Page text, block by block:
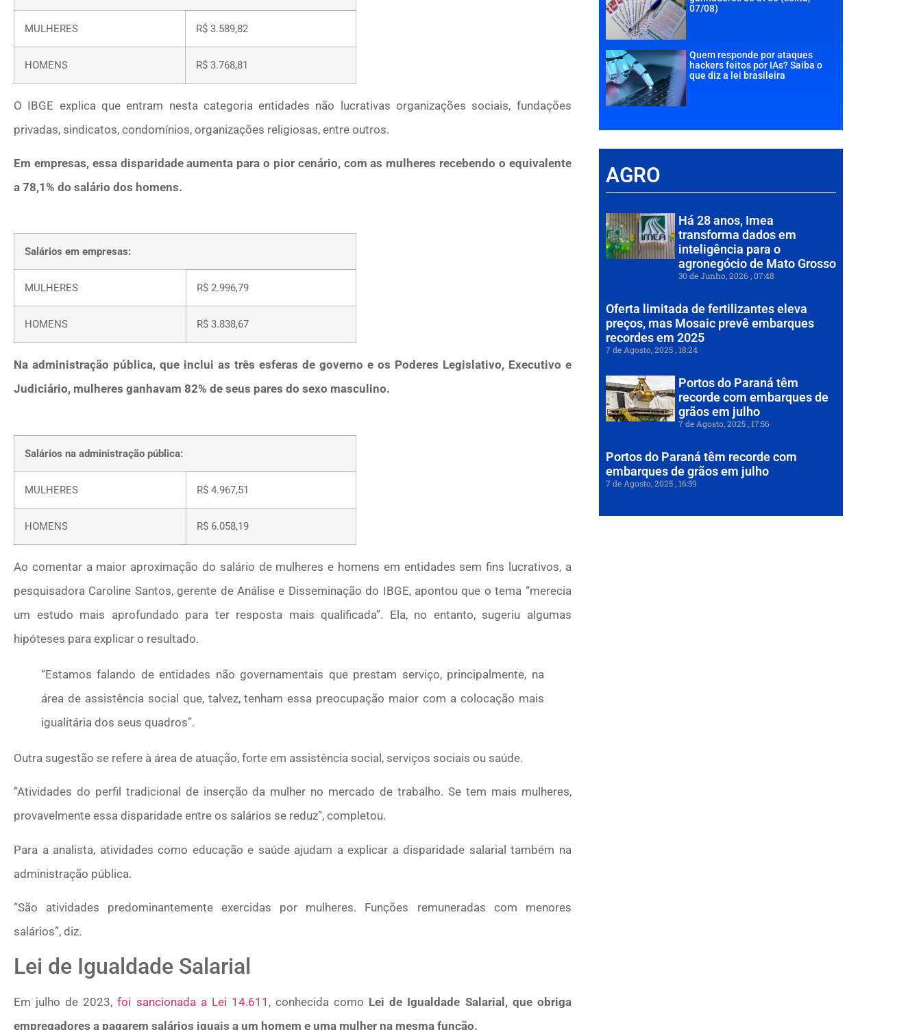
MULHERES R$ 3.589,82
HOMENS R$ 3.768,81
O IBGE explica que entram nesta categoria entidades não lucrativas organizações sociais, fundações
privadas, sindicatos, condomínios, organizações religiosas, entre outros.
Em empresas, essa disparidade aumenta para o pior cenário, com as mulheres recebendo o equivalente
a 78,1% do salário dos homens.
Salários em empresas:
MULHERES R$ 2.996,79
HOMENS R$ 3.838,67
Na administração pública, que inclui as três esferas de governo e os Poderes Legislativo, Executivo e
Judiciário, mulheres ganhavam 82% de seus pares do sexo masculino.
Salários na administração pública:
MULHERES R$ 4.967,51
HOMENS R$ 6.058,19
Ao comentar a maior aproximação do salário de mulheres e homens em entidades sem fins lucrativos, a
pesquisadora Caroline Santos, gerente de Análise e Disseminação do IBGE, apontou que o tema “merecia
um estudo mais aprofundado para ter resposta mais qualificada”. Ela, no entanto, sugeriu algumas
hipóteses para explicar o resultado.
“Estamos falando de entidades não governamentais que prestam serviço, principalmente, na
área de assistência social que, talvez, tenham essa preocupação maior com a colocação mais
igualitária dos seus quadros”.
Outra sugestão se refere à área de atuação, forte em assistência social, serviços sociais ou saúde.
“Atividades do perfil tradicional de inserção da mulher no mercado de trabalho. Se tem mais mulheres,
provavelmente essa disparidade entre os salários se reduz”, completou.
Para a analista, atividades como educação e saúde ajudam a explicar a disparidade salarial também na
administração pública.
“São atividades predominantemente exercidas por mulheres. Funções remuneradas com menores
salários”, diz.
Lei de Igualdade Salarial
Em julho de 2023,foi sancionada a Lei 14.611 , conhecida como Lei de Igualdade Salarial, que obriga
empregadores a pagarem salários iguais a um homem e uma mulher na mesma função.
07/08)
Quem responde por ataques
hackers feitos por IAs? Saiba o
que diz a lei brasileira
AGRO
Há 28 anos, Imea
transforma dados em
inteligência para o
agronegócio de Mato Grosso
30 de Junho, 2026 07:48
Oferta limitada de fertilizantes eleva
preços, mas Mosaic prevê embarques
recordes em 2025
7 de Agosto, 2025 18:24
Portos do Paraná têm
recorde com embarques de
grãos em julho
7 de Agosto, 2025 17:56
Portos do Paraná têm recorde com
embarques de grãos em julho
7 de Agosto, 2025 16:59